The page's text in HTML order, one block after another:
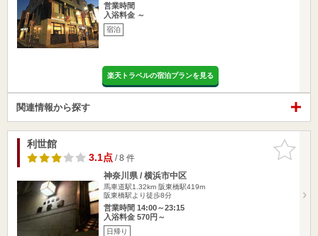
営業時間
入浴料金 ～
宿泊
楽天トラベルの宿泊プランを見る
関連情報から探す
お気に入
りに追加
利世館
3.1点/ 8 件
神奈川県 / 横浜市中区
馬車道駅1.32km 阪東橋駅419m
阪東橋駅より徒歩8分
営業時間 14:00～23:15
入浴料金 570円～
日帰り